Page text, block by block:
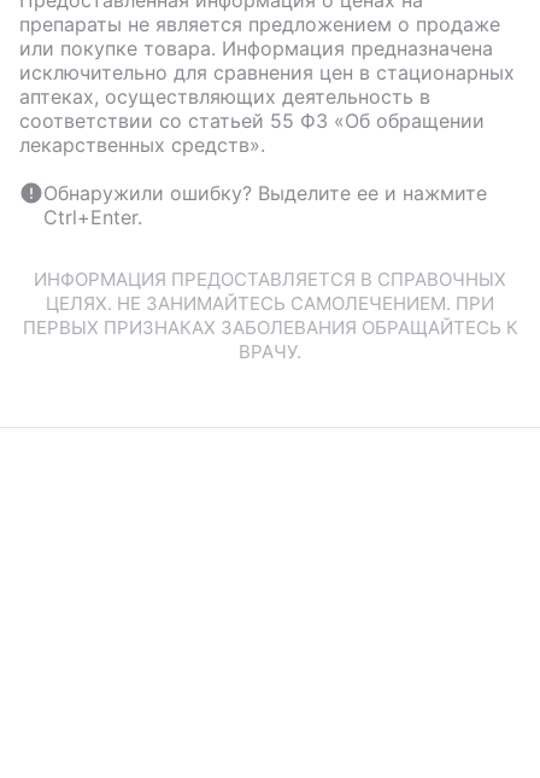
препараты не является предложением о продаже
или покупке товара. Информация предназначена
исключительно для сравнения цен в стационарных
аптеках, осуществляющих деятельность в
соответствии со статьей 55 ФЗ «Об обращении
лекарственных средств».
Обнаружили ошибку? Выделите ее и нажмите
Ctrl+Enter.
ИНФОРМАЦИЯ ПРЕДОСТАВЛЯЕТСЯ В СПРАВОЧНЫХ
ЦЕЛЯХ. НЕ ЗАНИМАЙТЕСЬ САМОЛЕЧЕНИЕМ. ПРИ
ПЕРВЫХ ПРИЗНАКАХ ЗАБОЛЕВАНИЯ ОБРАЩАЙТЕСЬ К
ВРАЧУ.